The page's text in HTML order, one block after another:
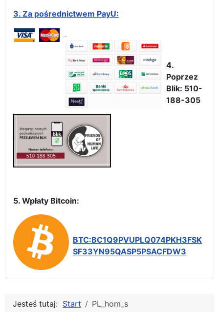
3. Za pośrednictwem PayU:
4.
Poprzez
Blik: 510-
188-305
5. Wpłaty Bitcoin:
BTC:BC1Q9PVUPLQ074PKH3FSK
SF33YN95QASP5PSACFDW3
Jesteś tutaj: Start PL_hom_s